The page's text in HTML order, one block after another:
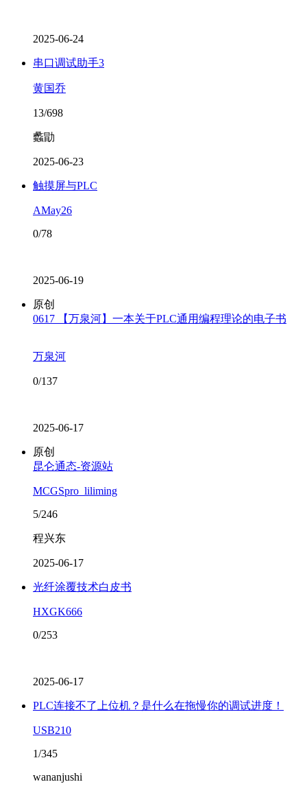
2025-06-24
串口调试助手3
黄国乔
13/698
蠡勖
2025-06-23
触摸屏与PLC
AMay26
0/78
2025-06-19
原创
0617 【万泉河】一本关于PLC通用编程理论的电子书
万泉河
0/137
2025-06-17
原创
昆仑通态-资源站
MCGSpro_liliming
5/246
程兴东
2025-06-17
光纤涂覆技术白皮书
HXGK666
0/253
2025-06-17
PLC连接不了上位机？是什么在拖慢你的调试进度！
USB210
1/345
wananjushi